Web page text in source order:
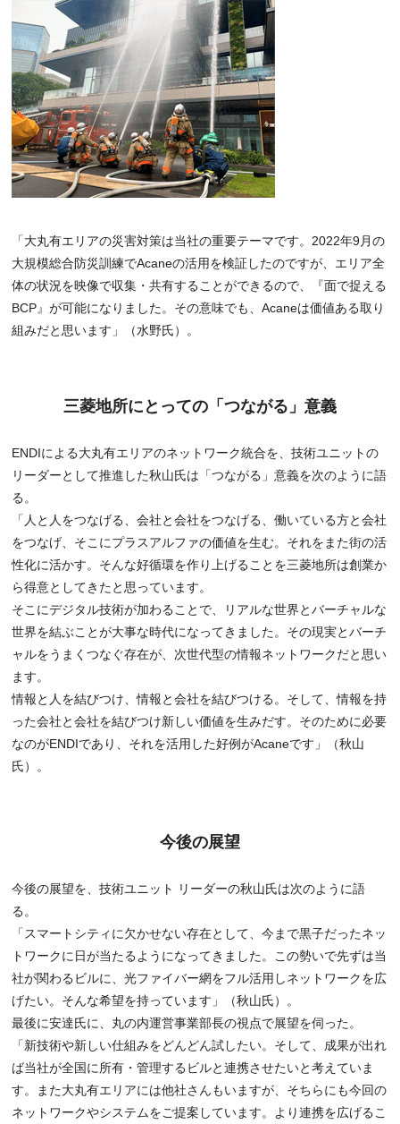
「大丸有エリアの災害対策は当社の重要テーマです。2022年9月の
大規模総合防災訓練でAcaneの活用を検証したのですが、エリア全
体の状況を映像で収集・共有することができるので、『面で捉える
BCP』が可能になりました。その意味でも、Acaneは価値ある取り
組みだと思います」（水野氏）。
三菱地所にとっての「つながる」意義
ENDIによる大丸有エリアのネットワーク統合を、技術ユニットの
リーダーとして推進した秋山氏は「つながる」意義を次のように語
る。
「人と人をつなげる、会社と会社をつなげる、働いている方と会社
をつなげ、そこにプラスアルファの価値を生む。それをまた街の活
性化に活かす。そんな好循環を作り上げることを三菱地所は創業か
ら得意としてきたと思っています。
そこにデジタル技術が加わることで、リアルな世界とバーチャルな
世界を結ぶことが大事な時代になってきました。その現実とバーチ
ャルをうまくつなぐ存在が、次世代型の情報ネットワークだと思い
ます。
情報と人を結びつけ、情報と会社を結びつける。そして、情報を持
った会社と会社を結びつけ新しい価値を生みだす。そのために必要
なのがENDIであり、それを活用した好例がAcaneです」（秋山
氏）。
今後の展望
今後の展望を、技術ユニット リーダーの秋山氏は次のように語
る。
「スマートシティに欠かせない存在として、今まで黒子だったネッ
トワークに日が当たるようになってきました。この勢いで先ずは当
社が関わるビルに、光ファイバー網をフル活用しネットワークを広
げたい。そんな希望を持っています」（秋山氏）。
最後に安達氏に、丸の内運営事業部長の視点で展望を伺った。
「新技術や新しい仕組みをどんどん試したい。そして、成果が出れ
ば当社が全国に所有・管理するビルと連携させたいと考えていま
す。また大丸有エリアには他社さんもいますが、そちらにも今回の
ネットワークやシステムをご提案しています。より連携を広げるこ